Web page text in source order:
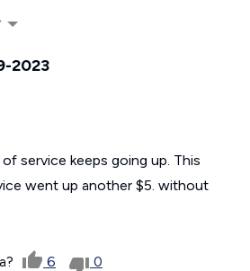
2023
service keeps going up. This
went up another $5. without
6 0